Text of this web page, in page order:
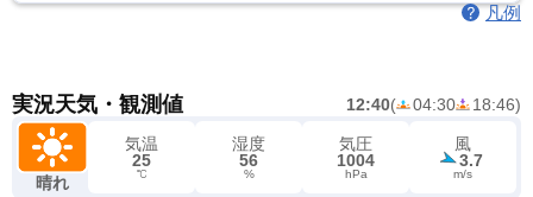
凡例
実況天気・観測値 12:40( 04:30 18:46)
晴れ
気温
25
℃
湿度
56
%
気圧
1004
hPa
風
3.7
m/s